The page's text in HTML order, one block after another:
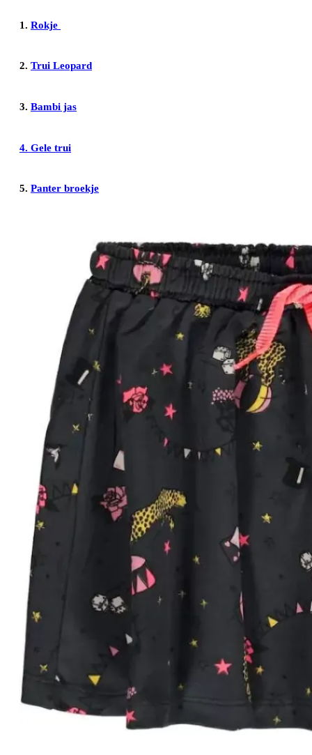
1. Rokje
2. Trui Leopard
3. Bambi jas
4. Gele trui
5. Panter broekje